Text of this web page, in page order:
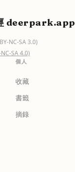
deerpark.app
NC-SA 3.0)
SA 4.0)
個人
收藏
書籤
摘錄